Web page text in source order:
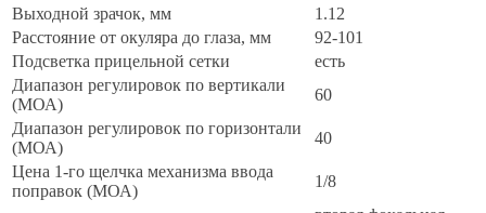
Выходной зрачок, мм
1.12
Расстояние от окуляра до глаза, мм
92-101
Подсветка прицельной сетки
есть
Диапазон регулировок по вертикали
(МОА)
60
Диапазон регулировок по горизонтали
(МОА)
40
Цена 1-го щелчка механизма ввода
поправок (МОА)
1/8